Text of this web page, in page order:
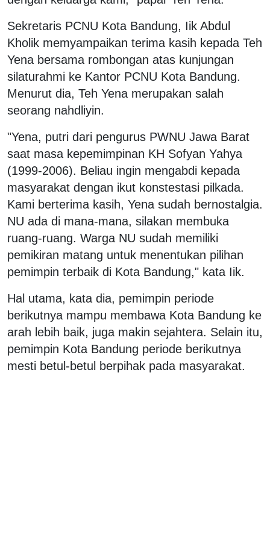
Sekretaris PCNU Kota Bandung, Iik Abdul
Kholik memyampaikan terima kasih kepada Teh
Yena bersama rombongan atas kunjungan
silaturahmi ke Kantor PCNU Kota Bandung.
Menurut dia, Teh Yena merupakan salah
seorang nahdliyin.
"Yena, putri dari pengurus PWNU Jawa Barat
saat masa kepemimpinan KH Sofyan Yahya
(1999-2006). Beliau ingin mengabdi kepada
masyarakat dengan ikut konstestasi pilkada.
Kami berterima kasih, Yena sudah bernostalgia.
NU ada di mana-mana, silakan membuka
ruang-ruang. Warga NU sudah memiliki
pemikiran matang untuk menentukan pilihan
pemimpin terbaik di Kota Bandung," kata Iik.
Hal utama, kata dia, pemimpin periode
berikutnya mampu membawa Kota Bandung ke
arah lebih baik, juga makin sejahtera. Selain itu,
pemimpin Kota Bandung periode berikutnya
mesti betul-betul berpihak pada masyarakat.